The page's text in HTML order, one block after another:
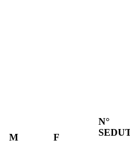
M F
N°